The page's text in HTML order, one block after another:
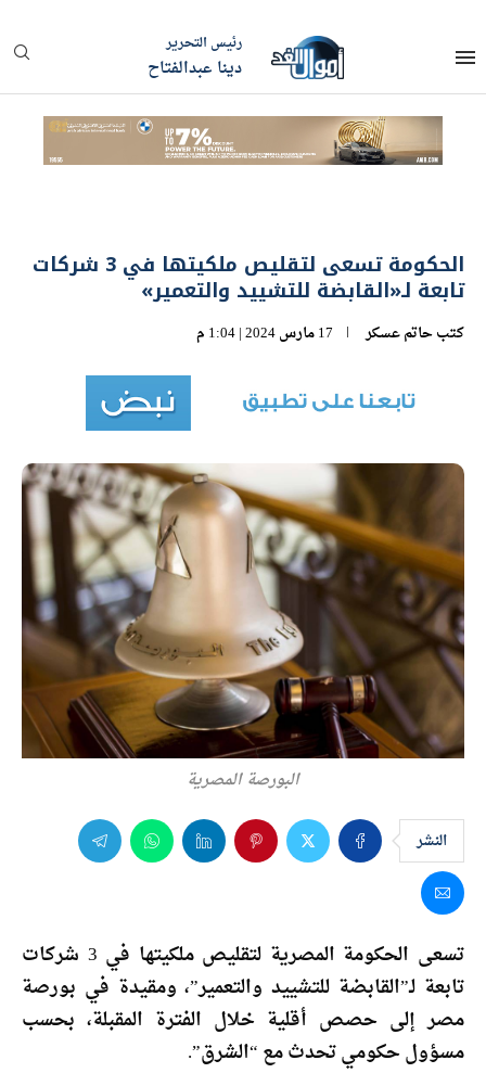
رئيس التحرير
دينا عبدالفتاح
الحكومة تسعى لتقليص ملكيتها في 3 شركات
تابعة لـ«القابضة للتشييد والتعمير»
كتبحاتم عسكر 17 مارس 2024 | 1:04 م
البورصة المصرية
النشر
تسعى الحكومة المصرية لتقليص ملكيتها في 3 شركات
تابعة لـ”القابضة للتشييد والتعمير”، ومقيدة في بورصة
مصر إلى حصص أقلية خلال الفترة المقبلة، بحسب
مسؤول حكومي تحدث مع “الشرق”.